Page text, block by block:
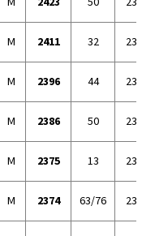
M 2411 32
M 2396 44
M 2386 50
M 2375 13
M 2374 63/76